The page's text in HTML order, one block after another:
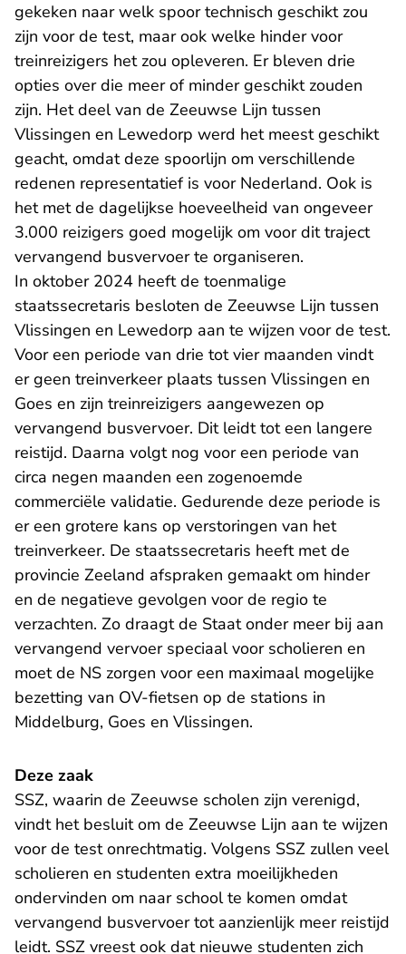
gekeken naar welk spoor technisch geschikt zou
zijn voor de test, maar ook welke hinder voor
treinreizigers het zou opleveren. Er bleven drie
opties over die meer of minder geschikt zouden
zijn. Het deel van de Zeeuwse Lijn tussen
Vlissingen en Lewedorp werd het meest geschikt
geacht, omdat deze spoorlijn om verschillende
redenen representatief is voor Nederland. Ook is
het met de dagelijkse hoeveelheid van ongeveer
3.000 reizigers goed mogelijk om voor dit traject
vervangend busvervoer te organiseren.
In oktober 2024 heeft de toenmalige
staatssecretaris besloten de Zeeuwse Lijn tussen
Vlissingen en Lewedorp aan te wijzen voor de test.
Voor een periode van drie tot vier maanden vindt
er geen treinverkeer plaats tussen Vlissingen en
Goes en zijn treinreizigers aangewezen op
vervangend busvervoer. Dit leidt tot een langere
reistijd. Daarna volgt nog voor een periode van
circa negen maanden een zogenoemde
commerciële validatie. Gedurende deze periode is
er een grotere kans op verstoringen van het
treinverkeer. De staatssecretaris heeft met de
provincie Zeeland afspraken gemaakt om hinder
en de negatieve gevolgen voor de regio te
verzachten. Zo draagt de Staat onder meer bij aan
vervangend vervoer speciaal voor scholieren en
moet de NS zorgen voor een maximaal mogelijke
bezetting van OV-fietsen op de stations in
Middelburg, Goes en Vlissingen.
Deze zaak
SSZ, waarin de Zeeuwse scholen zijn verenigd,
vindt het besluit om de Zeeuwse Lijn aan te wijzen
voor de test onrechtmatig. Volgens SSZ zullen veel
scholieren en studenten extra moeilijkheden
ondervinden om naar school te komen omdat
vervangend busvervoer tot aanzienlijk meer reistijd
leidt. SSZ vreest ook dat nieuwe studenten zich